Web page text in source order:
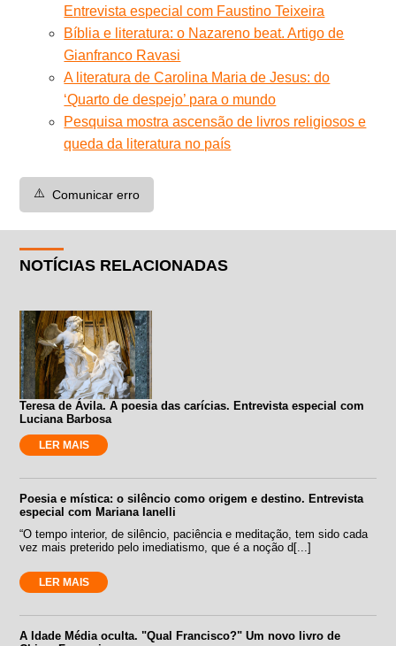
Entrevista especial com Faustino Teixeira
Bíblia e literatura: o Nazareno beat. Artigo de
Gianfranco Ravasi
A literatura de Carolina Maria de Jesus: do
‘Quarto de despejo’ para o mundo
Pesquisa mostra ascensão de livros religiosos e
queda da literatura no país
⚠️ Comunicar erro
NOTÍCIAS RELACIONADAS
Teresa de Ávila. A poesia das carícias. Entrevista especial com
Luciana Barbosa
LER MAIS
Poesia e mística: o silêncio como origem e destino. Entrevista
especial com Mariana Ianelli
“O tempo interior, de silêncio, paciência e meditação, tem sido cada
vez mais preterido pelo imediatismo, que é a noção d[...]
LER MAIS
A Idade Média oculta. "Qual Francisco?" Um novo livro de